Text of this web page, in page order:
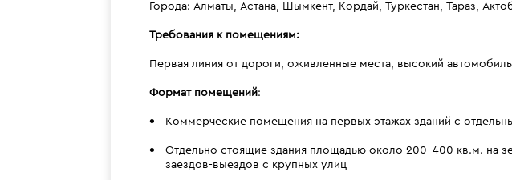
Города: Алматы, Астана, Шымкент, Кордай, Туркестан, Тараз,
Требования к помещениям:
Первая линия от дороги, оживленные места, высокий
Формат помещений:
Коммерческие помещения на первых этажах зданий с
Отдельно стоящие здания площадью около 200–400 кв.м. на
заездов-выездов с крупных улиц